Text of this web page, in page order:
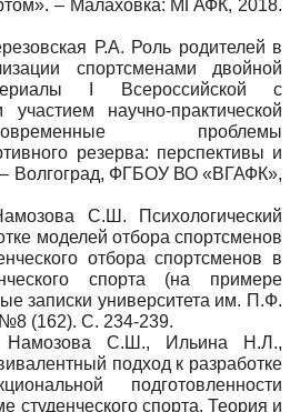
– Малаховка: МГАФК, 2018.
Р.А. Роль родителей в
спортсменами двойной
I Всероссийской с
научно-практической
проблемы
резерва: перспективы и
Волгоград, ФГБОУ ВО «ВГАФК»,
С.Ш. Психологический
моделей отбора спортсменов
отбора спортсменов в
спорта (на примере
записки университета им. П.Ф.
(162). С. 234-239.
С.Ш., Ильина Н.Л.,
подход к разработке
подготовленности
студенческого спорта. Теория и